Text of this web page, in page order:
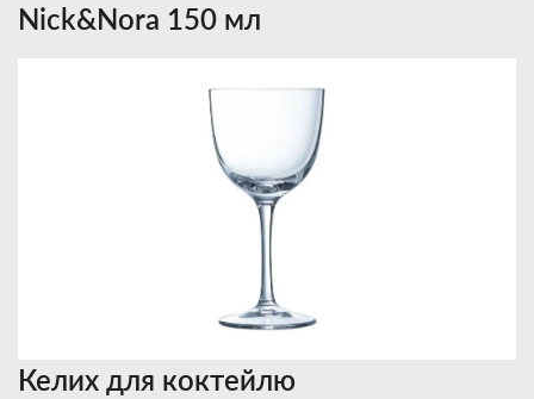
Nick&Nora 150 мл
Келих для коктейлю